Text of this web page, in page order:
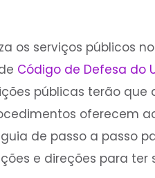
os serviços públicos
Código de Defesa do
públicas terão que
oferecem
de passo a passo
e direções para ter